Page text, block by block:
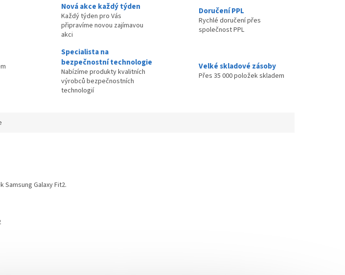
Nová akce každý týden
Každý týden pro Vás
připravíme novou zajímavou
akci
Doručení PPL
Rychlé doručení přes
společnost PPL
Specialista na
bezpečnostní technologie
Nabízíme produkty kvalitních
výrobců bezpečnostních
technologií
Velké skladové zásoby
Přes 35 000 položek skladem
Samsung Galaxy Fit2.